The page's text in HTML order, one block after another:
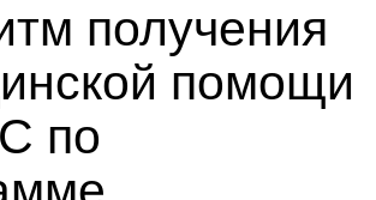
получения
помощи
по